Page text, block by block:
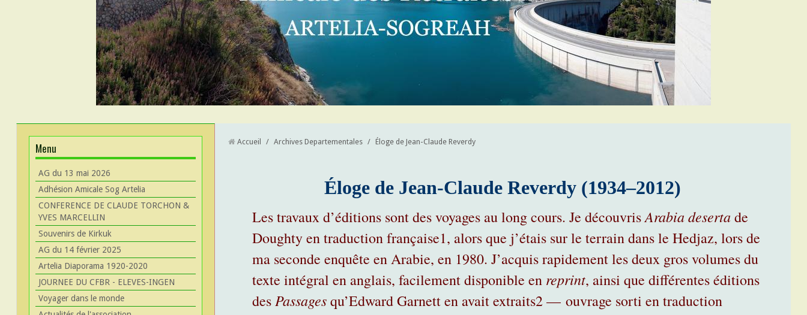
Menu
AG du 13 mai 2026
Adhésion Amicale Sog Artelia
CONFERENCE DE CLAUDE TORCHON &
YVES MARCELLIN
Souvenirs de Kirkuk
AG du 14 février 2025
Artelia Diaporama 1920-2020
JOURNEE DU CFBR - ELEVES-INGEN
Voyager dans le monde
Accueil / Archives Departementales / Éloge de Jean-Claude Reverdy
Éloge de Jean-Claude Reverdy (1934–2012)
Les travaux d’éditions sont des voyages au long cours. Je découvrisArabia desertade
Doughty en traduction française1, alors que j’étais sur le terrain dans le Hedjaz, lors de
ma seconde enquête en Arabie, en 1980. J’acquis rapidement les deux gros volumes du
texte intégral en anglais, facilement disponible en reprint, ainsi que différentes éditions
des Passagesqu’Edward Garnett en avait extraits2— ouvrage sorti en traduction